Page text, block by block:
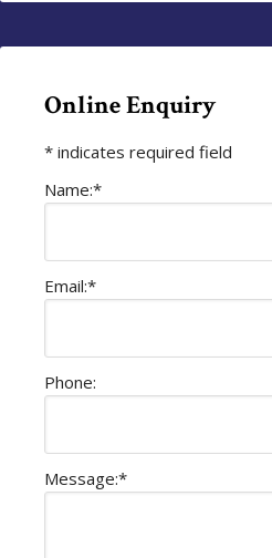
Online Enquiry
* indicates required field
Name:*
Email:*
Phone:
Message:*